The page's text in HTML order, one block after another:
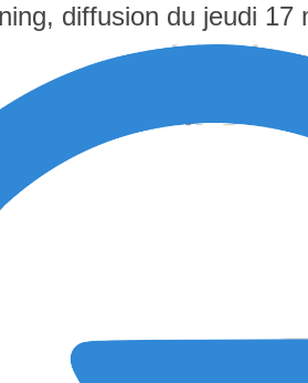
diffusion du jeudi 17